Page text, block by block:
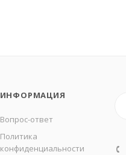
ИНФОРМАЦИЯ
Вопрос-ответ
Политика
конфиденциальности